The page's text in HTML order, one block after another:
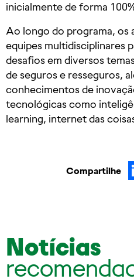
inicialmente de forma
Ao longo do programa, os
equipes multidisciplinares
desafios em diversos
de seguros e resseguros,
conhecimentos de
tecnológicas como
learning, internet das
Compartilhe
Notícias